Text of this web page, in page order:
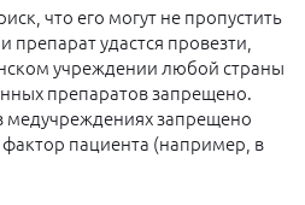
что его могут не пропустить
удастся провезти,
учреждении любой страны
препаратов запрещено.
медучреждениях запрещено
пациента (например, в